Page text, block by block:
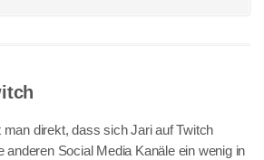
direkt, dass sich Jari auf Twitch
anderen Social Media Kanäle ein wenig in